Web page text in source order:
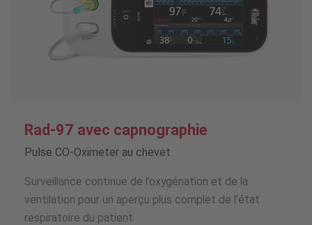
Rad-97 avec capnographie
Pulse CO-Oximeter au chevet
Surveillance continue de l’oxygénation et de la
ventilation pour un aperçu plus complet de l’état
respiratoire du patient